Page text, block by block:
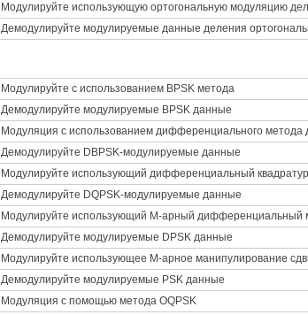
Модулируйте использующую ортогональную модуляцию
Демодулируйте модулируемые данные деления
Модулируйте с использованием BPSK метода
Демодулируйте модулируемые BPSK данные
Модуляция с использованием дифференциального метода
Демодулируйте DBPSK-модулируемые данные
Модулируйте использующий дифференциальный
Демодулируйте DQPSK-модулируемые данные
Модулируйте использующий M-арный дифференциальный
Демодулируйте модулируемые DPSK данные
Модулируйте использующее M-арное манипулирование
Демодулируйте модулируемые PSK данные
Модуляция с помощью метода OQPSK